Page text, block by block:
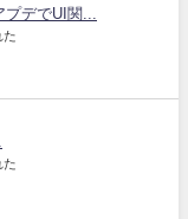
デでUI関...
た
た